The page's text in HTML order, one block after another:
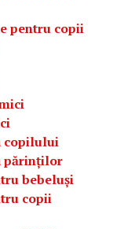
pentru copii
copilului
părinților
bebeluși
copii